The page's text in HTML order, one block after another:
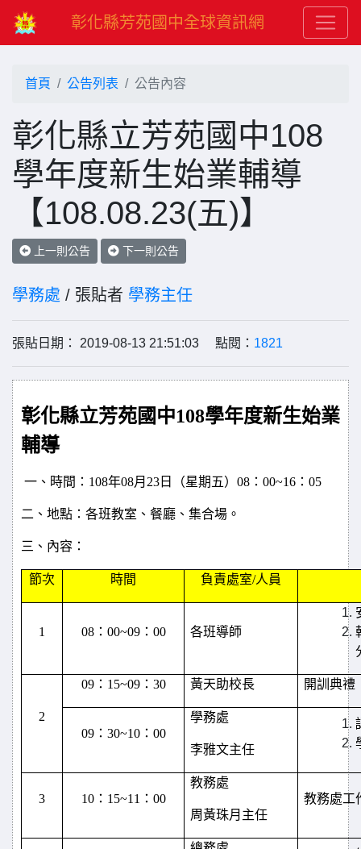
彰化縣芳苑國中全球資訊網
首頁 公告列表 公告內容
彰化縣立芳苑國中108
學年度新生始業輔導
【108.08.23(五)】
上一則公告 下一則公告
學務處 / 張貼者 學務主任
張貼日期： 2019-08-13 21:51:03 點閱： 1821
彰化縣立芳苑國中108學年度新生始業
輔導
一、時間： 108年08月 23 日（星期五） 08 ： 00~16 ： 05
二、地點：各班教室、餐廳、集合場。
三、內容：
節次 時間 負責處室/人員
1 08： 00~09： 00 各班導師
2
09： 15~09： 30 黃天助校長 開訓典禮
09： 30~10： 00
學務處
李雅文主任
3 10： 15~11 ： 00
教務處
周黃珠月主任
教務處工